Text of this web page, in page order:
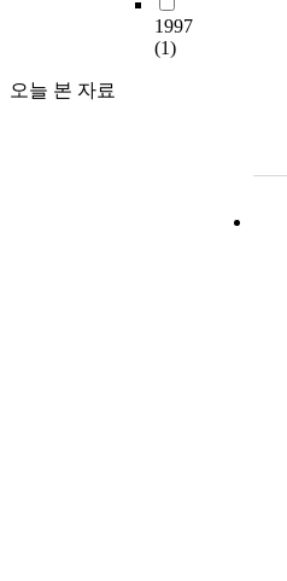
1997
(1)
오늘 본 자료